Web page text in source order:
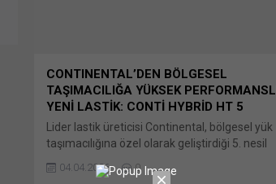
CONTINENTAL’DEN BÖLGESEL
TAŞIMACILIĞA YÜKSEK PERFORMANSLI
YENİ LASTİK: CONTİ HYBRİD HT 5
Lider lastik üreticisi Continental, bölgesel yük
taşımacılığına özel olarak geliştirdiği 5. nesil
hibrit lastik ailesini Conti Hybrid HT 5 ile
genişletti. Şehir içi dağıtımdan otoyol Bunu
04.04.2026 0